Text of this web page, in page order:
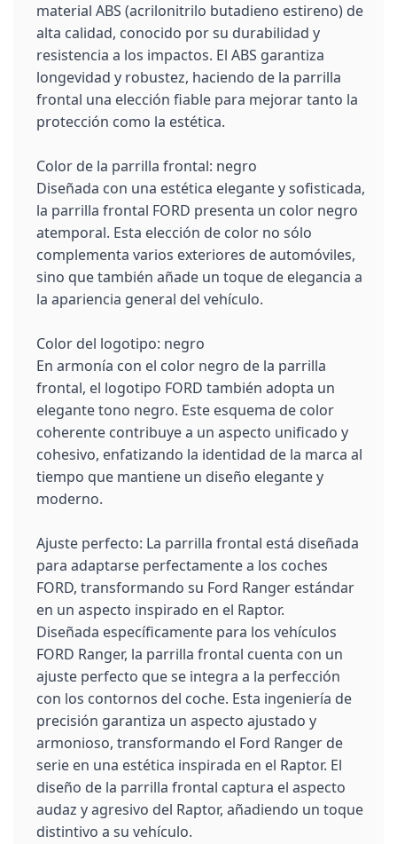
material ABS (acrilonitrilo butadieno estireno) de
alta calidad, conocido por su durabilidad y
resistencia a los impactos. El ABS garantiza
longevidad y robustez, haciendo de la parrilla
frontal una elección fiable para mejorar tanto la
protección como la estética.
Color de la parrilla frontal: negro
Diseñada con una estética elegante y sofisticada,
la parrilla frontal FORD presenta un color negro
atemporal. Esta elección de color no sólo
complementa varios exteriores de automóviles,
sino que también añade un toque de elegancia a
la apariencia general del vehículo.
Color del logotipo: negro
En armonía con el color negro de la parrilla
frontal, el logotipo FORD también adopta un
elegante tono negro. Este esquema de color
coherente contribuye a un aspecto unificado y
cohesivo, enfatizando la identidad de la marca al
tiempo que mantiene un diseño elegante y
moderno.
Ajuste perfecto: La parrilla frontal está diseñada
para adaptarse perfectamente a los coches
FORD, transformando su Ford Ranger estándar
en un aspecto inspirado en el Raptor.
Diseñada específicamente para los vehículos
FORD Ranger, la parrilla frontal cuenta con un
ajuste perfecto que se integra a la perfección
con los contornos del coche. Esta ingeniería de
precisión garantiza un aspecto ajustado y
armonioso, transformando el Ford Ranger de
serie en una estética inspirada en el Raptor. El
diseño de la parrilla frontal captura el aspecto
audaz y agresivo del Raptor, añadiendo un toque
distintivo a su vehículo.